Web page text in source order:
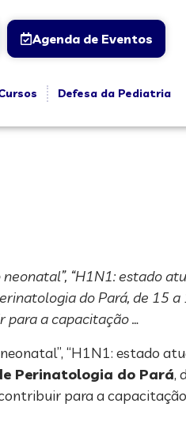
Agenda de Eventos
Defesa da Pediatria
“H1N1: estado
do Pará, de 15 a
para a capacitação …
“H1N1: estado
Perinatologia do Pará,
para a